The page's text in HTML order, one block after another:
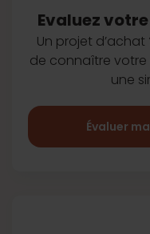
Evaluez
Un projet d’achat
de connaître
une
Évaluer